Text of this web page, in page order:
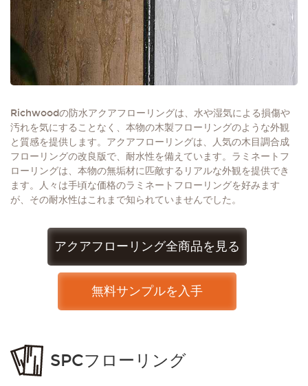
Richwoodの防水アクアフローリングは、水や湿気による損傷や
汚れを気にすることなく、本物の木製フローリングのような外観
と質感を提供します。アクアフローリングは、人気の木目調合成
フローリングの改良版で、耐水性を備えています。ラミネートフ
ローリングは、本物の無垢材に匹敵するリアルな外観を提供でき
ます。人々は手頃な価格のラミネートフローリングを好みます
が、その耐水性はこれまで知られていませんでした。
アクアフローリング全商品を見る
無料サンプルを入手
SPCフローリング